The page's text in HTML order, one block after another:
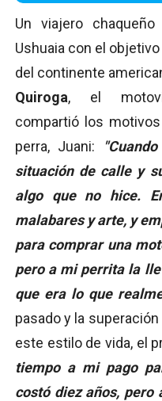
Un viajero
Ushuaia con el
del continente
Quiroga, el
compartió los
perra, Juani:
situación de calle y
algo que no hice.
malabares y arte, y
para comprar una
pero a mi perrita la
que era lo que
pasado y la
este estilo de vida, el
tiempo a mi pago
costó diez años, pero